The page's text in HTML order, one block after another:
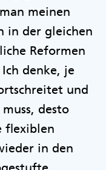
meinen
in der gleichen
Reformen
denke, je
und
desto
flexiblen
in den